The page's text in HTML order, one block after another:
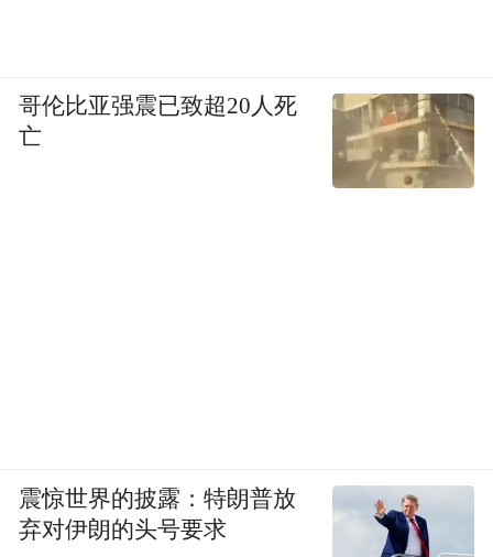
哥伦比亚强震已致超20人死
亡
震惊世界的披露：特朗普放
弃对伊朗的头号要求